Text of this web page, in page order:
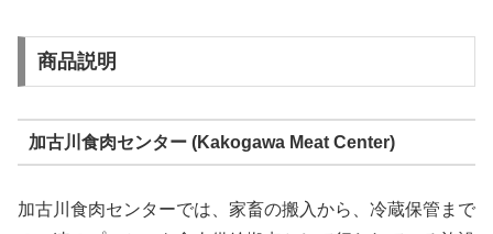
商品説明
加古川食肉センター (Kakogawa Meat Center)
加古川食肉センターでは、家畜の搬入から、冷蔵保管まで